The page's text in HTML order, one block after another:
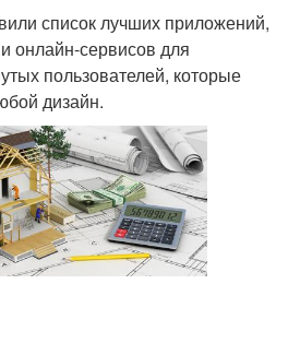
список лучших приложений,
онлайн-сервисов для
пользователей, которые
дизайн.